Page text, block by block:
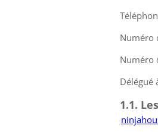
Numéro
Numéro
Délégué
1.1.